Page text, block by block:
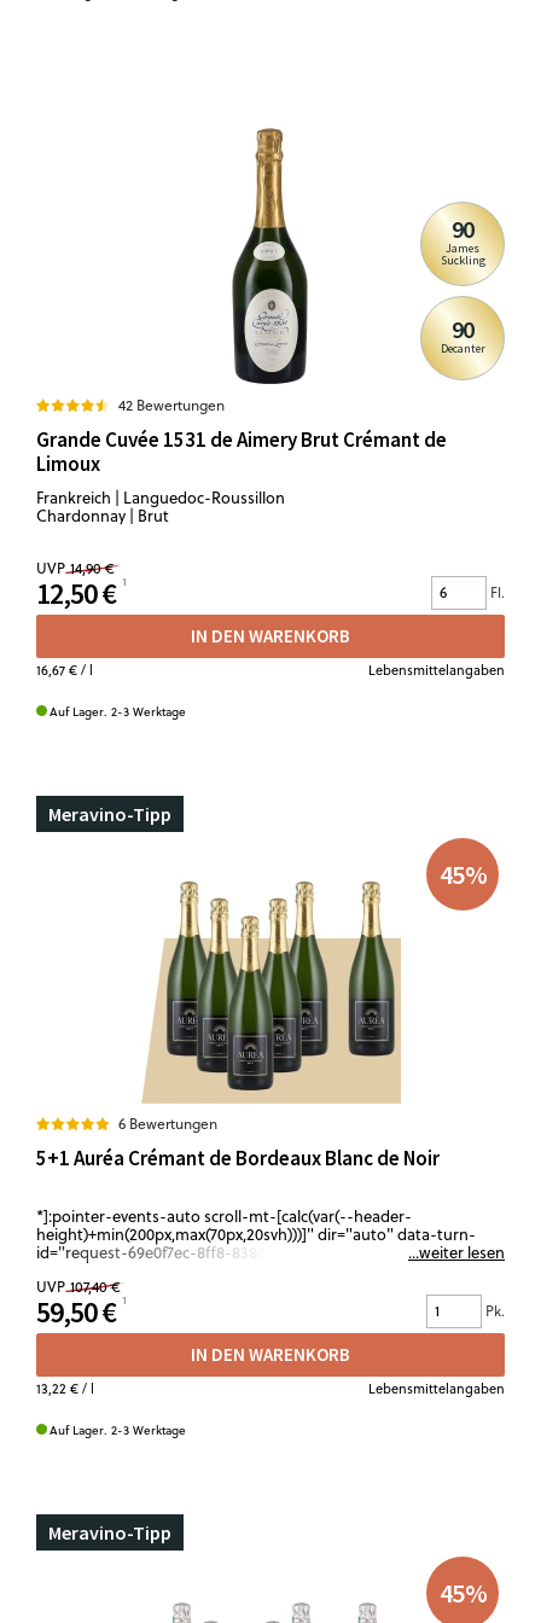
90
James
Suckling
90
Decanter
42 Bewertungen
Grande Cuvée 1531 de Aimery Brut Crémant de
Limoux
Frankreich | Languedoc-Roussillon
Chardonnay | Brut
UVP 14,90 €
12,50 € Fl.
IN DEN WARENKORB
16,67 €/ l Lebensmittelangaben
Auf Lager. 2-3 Werktage
Meravino-Tipp
45%
6 Bewertungen
5+1 Auréa Crémant de Bordeaux Blanc de Noir
*]:pointer-events-auto scroll-mt-[calc(var(--header-
height)+min(200px,max(70px,20svh)))]" dir="auto" data-turn-
id="request-69e0f7ec-8ff8-838c-8370-73ce1b442a96-102" data-
testid="conversation-turn-556" data-scroll-anchor="true" data-
turn="assistant"> Ein Paket für alle, die Crémant nicht als
Ausnahme, sondern als festen Teil des Abends sehen: feine
Perlage, klare Frucht und eine elegante, trockene Stilistik mit
sofortigem Trinkfluss. Perfekt für Aperitif-Runden, Anstoßen mit
Freunden oder lange Abende, die leicht beginnen und offen
bleiben. Eine Box für Genießer, die gerne...
...weiter lesen
UVP 107,40 €
59,50 € Pk.
IN DEN WARENKORB
13,22 €/ l Lebensmittelangaben
Auf Lager. 2-3 Werktage
Meravino-Tipp
45%